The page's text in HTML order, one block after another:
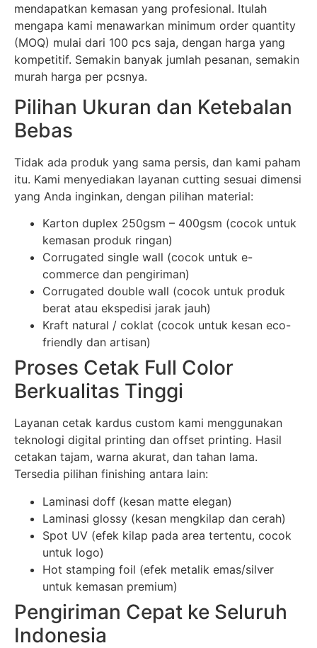
mendapatkan kemasan yang profesional. Itulah
mengapa kami menawarkan minimum order quantity
(MOQ) mulai dari 100 pcs saja, dengan harga yang
kompetitif. Semakin banyak jumlah pesanan, semakin
murah harga per pcsnya.
Pilihan Ukuran dan Ketebalan
Bebas
Tidak ada produk yang sama persis, dan kami paham
itu. Kami menyediakan layanan cutting sesuai dimensi
yang Anda inginkan, dengan pilihan material:
Karton duplex 250gsm – 400gsm (cocok untuk
kemasan produk ringan)
Corrugated single wall (cocok untuk e-
commerce dan pengiriman)
Corrugated double wall (cocok untuk produk
berat atau ekspedisi jarak jauh)
Kraft natural / coklat (cocok untuk kesan eco-
friendly dan artisan)
Proses Cetak Full Color
Berkualitas Tinggi
Layanan cetak kardus custom kami menggunakan
teknologi digital printing dan offset printing. Hasil
cetakan tajam, warna akurat, dan tahan lama.
Tersedia pilihan finishing antara lain:
Laminasi doff (kesan matte elegan)
Laminasi glossy (kesan mengkilap dan cerah)
Spot UV (efek kilap pada area tertentu, cocok
untuk logo)
Hot stamping foil (efek metalik emas/silver
untuk kemasan premium)
Pengiriman Cepat ke Seluruh
Indonesia